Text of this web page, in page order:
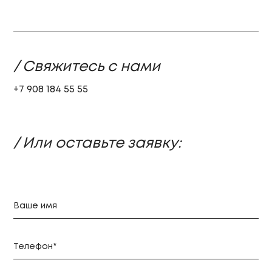
/ Свяжитесь с нами
+7 908 184 55 55
/ Или оставьте заявку: